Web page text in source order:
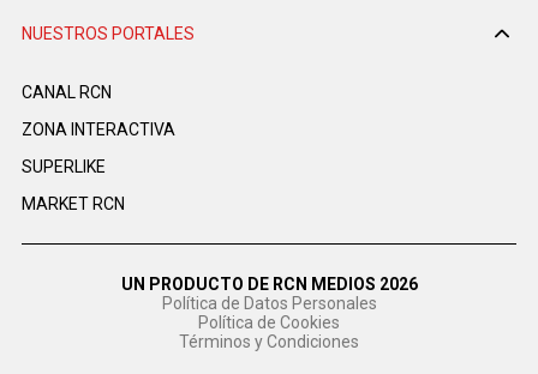
NUESTROS PORTALES
CANAL RCN
ZONA INTERACTIVA
SUPERLIKE
MARKET RCN
UN PRODUCTO DE RCN MEDIOS 2026
Política de Datos Personales
Política de Cookies
Términos y Condiciones